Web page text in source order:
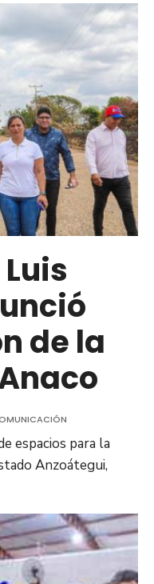
de la
espacios para la
Anzoátegui,